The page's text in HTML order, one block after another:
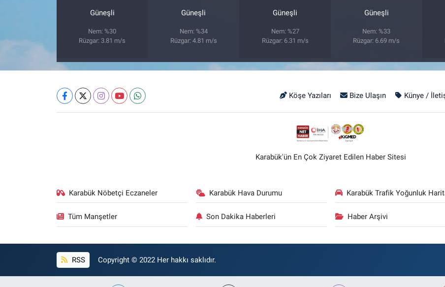
Güneşli
Nem: %30
Rüzgar: 3.81 m/s
Güneşli
Nem: %34
Rüzgar: 4.81 m/s
Güneşli
Nem: %27
Rüzgar: 6.31 m/s
Güneşli
Nem: %33
Rüzgar: 6.69 m/s
Köşe Yazıları Bize Ulaşın Künye /
Karabük'ün En Çok Ziyaret Edilen Haber Sitesi
Karabük Nöbetçi Eczaneler Karabük Hava Durumu Karabük Trafik Yoğunluk
Tüm Manşetler Son Dakika Haberleri Haber Arşivi
RSS Copyright © 2022 Her hakkı saklıdır.